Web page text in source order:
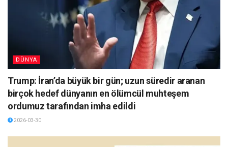
DÜNYA
Trump: İran’da büyük bir gün; uzun süredir aranan
birçok hedef dünyanın en ölümcül muhteşem
ordumuz tarafından imha edildi
2026-03-30